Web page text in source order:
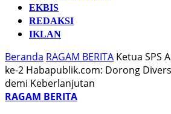
EKBIS
REDAKSI
IKLAN
Beranda RAGAM BERITA Ketua SPS
ke-2 Habapublik.com: Dorong
demi Keberlanjutan
RAGAM BERITA